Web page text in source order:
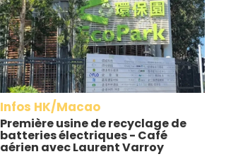
Infos HK/Macao
Première usine de recyclage de
batteries électriques - Café
aérien avec Laurent Varroy